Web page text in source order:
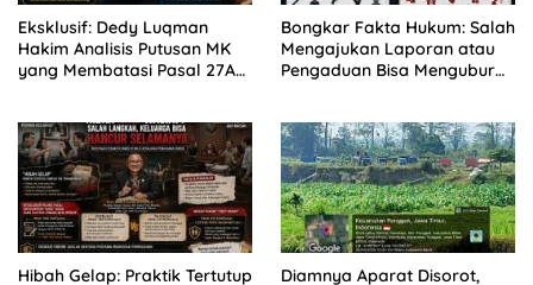
Eksklusif: Dedy Luqman
Hakim Analisis Putusan MK
yang Membatasi Pasal 27A
Bongkar Fakta Hukum: Salah
Mengajukan Laporan atau
Pengaduan Bisa Mengubur
Hibah Gelap: Praktik Tertutup
Diamnya Aparat Disorot,